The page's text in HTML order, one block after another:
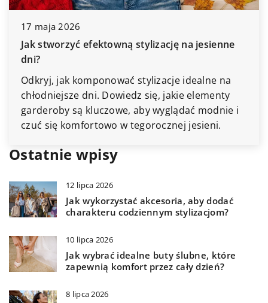
17 maja 2026
Jak stworzyć efektowną stylizację na jesienne
dni?
Odkryj, jak komponować stylizacje idealne na
chłodniejsze dni. Dowiedz się, jakie elementy
garderoby są kluczowe, aby wyglądać modnie i
czuć się komfortowo w tegorocznej jesieni.
Ostatnie wpisy
12 lipca 2026
Jak wykorzystać akcesoria, aby dodać
charakteru codziennym stylizacjom?
10 lipca 2026
Jak wybrać idealne buty ślubne, które
zapewnią komfort przez cały dzień?
8 lipca 2026